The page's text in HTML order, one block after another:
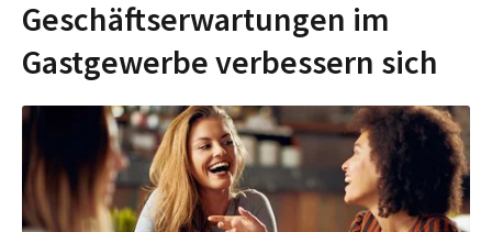
Geschäftserwartungen im
Gastgewerbe verbessern sich